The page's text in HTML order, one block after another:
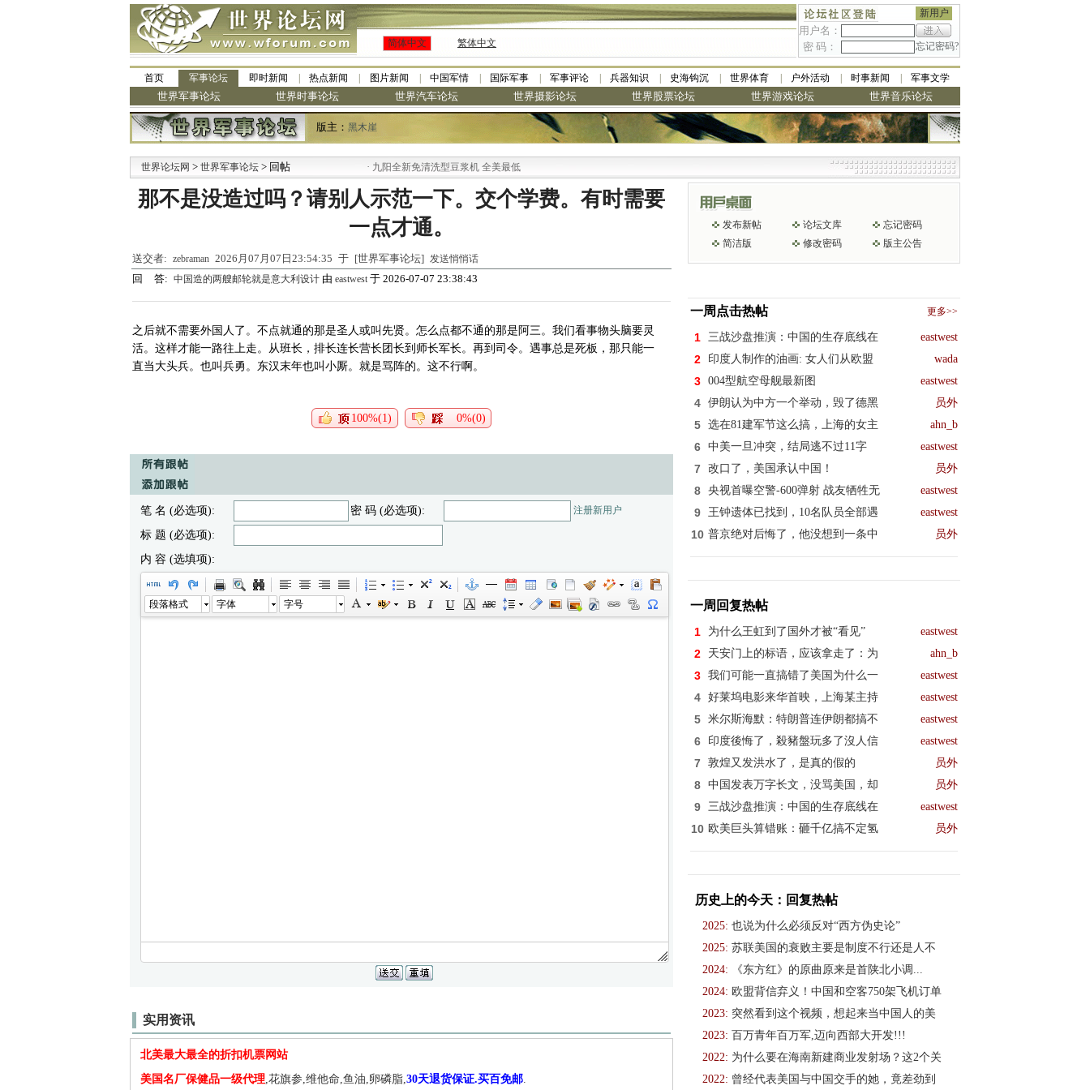
新用户
用户名：
密 码：
忘记密码?
简体中文 繁体中文
首页 军事论坛 即时新闻 热点新闻 图片新闻 中国军情 国际军事 军事评论 兵器知识 史海钩沉 世界体育 户外活动 时事新闻 军事文学
世界军事论坛 世界时事论坛 世界汽车论坛 世界摄影论坛 世界股票论坛 世界游戏论坛 世界音乐论坛
版主： 黑木崖
世界论坛网 > 世界军事论坛 > 回帖 九阳全新免清洗型豆浆机 全美最低
那不是没造过吗？请别人示范一下。交个学费。有时需要
一点才通。
送交者: zebraman 2026月07月07日23:54:35 于 [世界军事论坛] 发送悄悄话
回 答: 中国造的两艘邮轮就是意大利设计 由 eastwest 于 2026-07-07 23:38:43
之后就不需要外国人了。不点就通的那是圣人或叫先贤。怎么点都不通的那是阿三。我们看事物头脑要灵
活。这样才能一路往上走。从班长，排长连长营长团长到师长军长。再到司令。遇事总是死板，那只能一
直当大头兵。也叫兵勇。东汉末年也叫小厮。就是骂阵的。这不行啊。
100%(1) 0%(0)
笔 名 (必选项): 密 码 (必选项): 注册新用户
标 题 (必选项):
内 容 (选填项):
段落格式 字体 字号
实用资讯
北美最大最全的折扣机票网站
美国名厂保健品一级代理,花旗参,维他命,鱼油,卵磷脂,30天退货保证.买百免邮.
发布新帖 论坛文库
忘记密码
简洁版
修改密码 版主公告
一周点击热帖 更多>>
1 三战沙盘推演：中国的生存底线在 eastwest
2 印度人制作的油画: 女人们从欧盟 wada
3 004型航空母舰最新图 eastwest
4 伊朗认为中方一个举动，毁了德黑 员外
5 选在81建军节这么搞，上海的女主 ahn_b
6 中美一旦冲突，结局逃不过11字 eastwest
7 改口了，美国承认中国！ 员外
8 央视首曝空警-600弹射 战友牺牲无 eastwest
9 王钟遗体已找到，10名队员全部遇 eastwest
10 普京绝对后悔了，他没想到一条中 员外
一周回复热帖
1 为什么王虹到了国外才被“看见” eastwest
2 天安门上的标语，应该拿走了：为 ahn_b
3 我们可能一直搞错了美国为什么一 eastwest
4 好莱坞电影来华首映，上海某主持 eastwest
5 米尔斯海默：特朗普连伊朗都搞不 eastwest
6 印度後悔了，殺豬盤玩多了沒人信 eastwest
7 敦煌又发洪水了，是真的假的 员外
8 中国发表万字长文，没骂美国，却 员外
9 三战沙盘推演：中国的生存底线在 eastwest
10 欧美巨头算错账：砸千亿搞不定氢 员外
历史上的今天：回复热帖
2025: 也说为什么必须反对“西方伪史论”
2025: 苏联美国的衰败主要是制度不行还是人不
2024:
《东方红》的原曲原来是首陕北小调...
2024: 欧盟背信弃义！中国和空客750架飞机订单
2023: 突然看到这个视频，想起来当中国人的美
2023: 百万青年百万军,迈向西部大开发!!!
2022: 为什么要在海南新建商业发射场？这2个关
2022: 曾经代表美国与中国交手的她，竟差劲到